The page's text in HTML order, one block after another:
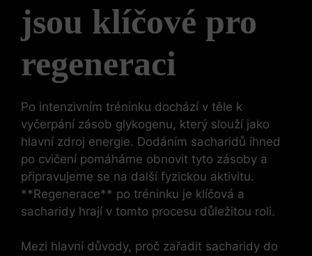
jsou klíčové pro
regeneraci
Po intenzivním tréninku dochází v těle k
vyčerpání zásob glykogenu, který slouží jako
hlavní zdroj energie. Dodáním sacharidů ihned
po cvičení pomáháme obnovit tyto zásoby a
připravujeme se na další fyzickou aktivitu.
**Regenerace** po tréninku je klíčová a
sacharidy hrají v tomto procesu důležitou roli.
Mezi hlavní důvody, proč zařadit sacharidy do